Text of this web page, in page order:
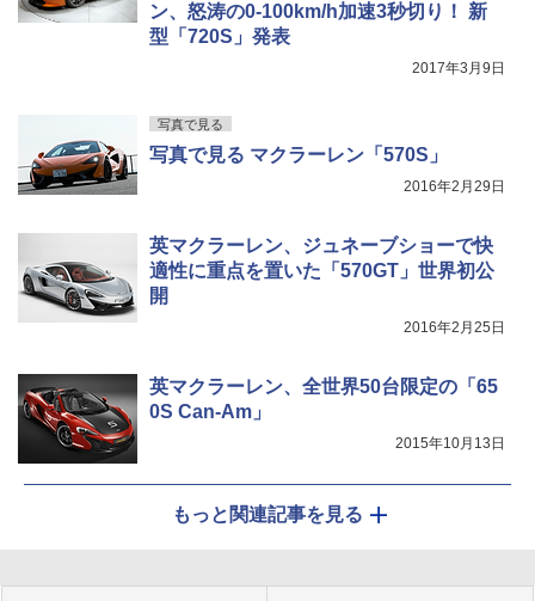
ン、怒涛の0-100km/h加速3秒切り！ 新
型「720S」発表
2017年3月9日
写真で見る
写真で見る マクラーレン「570S」
2016年2月29日
英マクラーレン、ジュネーブショーで快
適性に重点を置いた「570GT」世界初公
開
2016年2月25日
英マクラーレン、全世界50台限定の「65
0S Can-Am」
2015年10月13日
もっと関連記事を見る